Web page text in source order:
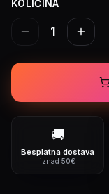
KOLIČINA
1
🚚
Besplatna dostava
iznad 50€